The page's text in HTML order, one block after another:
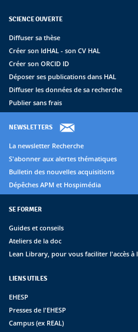
SCIENCE OUVERTE
Diffuser sa thèse
Créer son IdHAL - son CV HAL
Créer son ORCID ID
Déposer ses publications dans HAL
Diffuser les données de sa recherche
Publier sans frais
NEWSLETTERS
La newsletter Recherche
S'abonner aux alertes thématiques
Bulletin des nouvelles acquisitions
Dépêches APM et Hospimédia
SE FORMER
Guides et conseils
Ateliers de la doc
Lean Library, pour vous faciliter l'accès
LIENS UTILES
EHESP
Presses de l'EHESP
Campus (ex REAL)